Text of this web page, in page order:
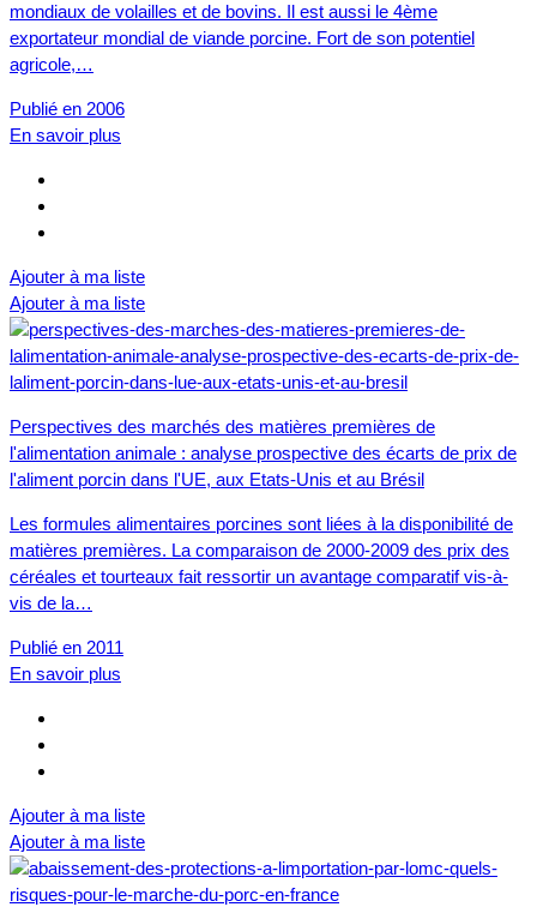
mondiaux de volailles et de bovins. Il est aussi le 4ème
exportateur mondial de viande porcine. Fort de son potentiel
agricole,…
Publié en 2006
En savoir plus
Ajouter à ma liste
Ajouter à ma liste
Perspectives des marchés des matières premières de
l'alimentation animale : analyse prospective des écarts de prix de
l'aliment porcin dans l'UE, aux Etats-Unis et au Brésil
Les formules alimentaires porcines sont liées à la disponibilité de
matières premières. La comparaison de 2000-2009 des prix des
céréales et tourteaux fait ressortir un avantage comparatif vis-à-
vis de la…
Publié en 2011
En savoir plus
Ajouter à ma liste
Ajouter à ma liste